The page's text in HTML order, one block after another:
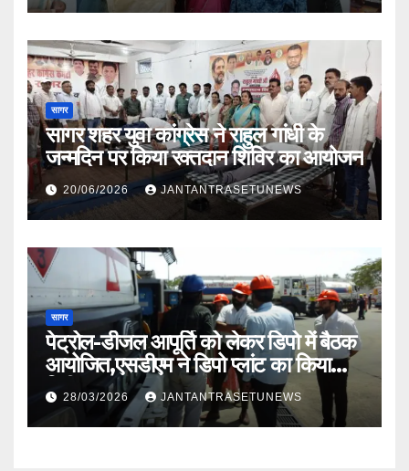
सागर
सागर शहर युवा कांग्रेस ने राहुल गांधी के
जन्मदिन पर किया रक्तदान शिविर का आयोजन
20/06/2026 JANTANTRASETUNEWS
सागर
पेट्रोल-डीजल आपूर्ति को लेकर डिपो में बैठक
आयोजित,एसडीएम ने डिपो प्लांट का किया
निरीक्षण
28/03/2026 JANTANTRASETUNEWS